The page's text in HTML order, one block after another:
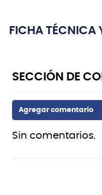
FICHA TÉCNICA
Sin comentarios.